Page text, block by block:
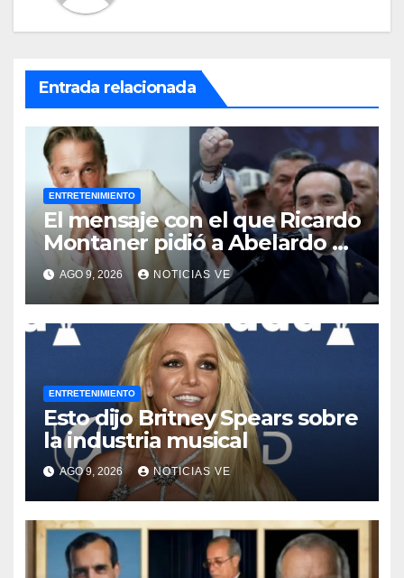
Entrada relacionada
ENTRETENIMIENTO
El mensaje con el que Ricardo
Montaner pidió a Abelardo de
la Espriella ayudar a
Venezuela
AGO 9, 2026 NOTICIAS VE
ENTRETENIMIENTO
Esto dijo Britney Spears sobre
la industria musical
AGO 9, 2026 NOTICIAS VE